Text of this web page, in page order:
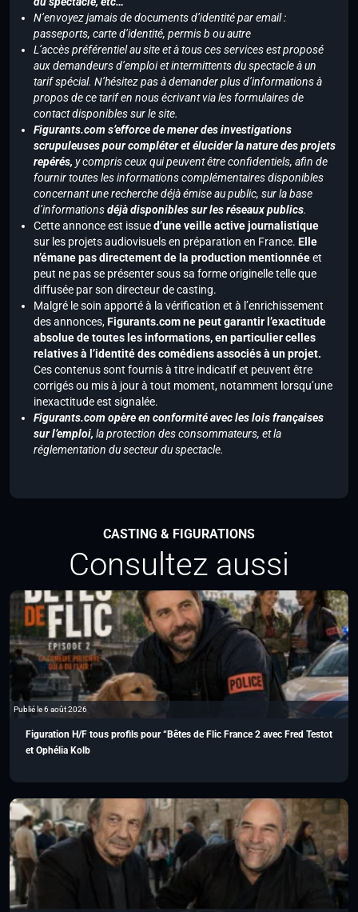
N’envoyez jamais de documents d’identité par email :
passeports, carte d’identité, permis b ou autre
L’accès préférentiel au site et à tous ces services est proposé
aux demandeurs d’emploi et intermittents du spectacle à un
tarif spécial. N’hésitez pas à demander plus d’informations à
propos de ce tarif en nous écrivant via les formulaires de
contact disponibles sur le site.
Figurants.com s’efforce de mener des investigations
scrupuleuses pour compléter et élucider la nature des projets
repérés, y compris ceux qui peuvent être confidentiels, afin de
fournir toutes les informations complémentaires disponibles
concernant une recherche déjà émise au public, sur la base
d’informationsdéjà disponibles sur les réseaux publics.
Cette annonce est issued’une veille active journalistique
sur les projets audiovisuels en préparation en France. Elle
n’émane pas directement de la production mentionnéeet
peut ne pas se présenter sous sa forme originelle telle que
diffusée par son directeur de casting.
Malgré le soin apporté à la vérification et à l’enrichissement
des annonces,Figurants.com ne peut garantir l’exactitude
absolue de toutes les informations, en particulier celles
relatives à l’identité des comédiens associés à un projet.
Ces contenus sont fournis à titre indicatif et peuvent être
corrigés ou mis à jour à tout moment, notamment lorsqu’une
inexactitude est signalée.
Figurants.com opère en conformité avec les lois françaises
sur l’emploi, la protection des consommateurs, et la
réglementation du secteur du spectacle.
CASTING & FIGURATIONS
Consultez aussi
Publié le 6 août 2026
Figuration H/F tous profils pour “Bêtes de Flic France 2 avec Fred Testot
et Ophélia Kolb